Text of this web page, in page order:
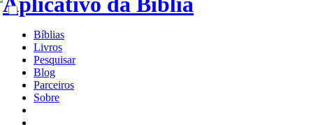
Bíblias
Livros
Pesquisar
Blog
Parceiros
Sobre